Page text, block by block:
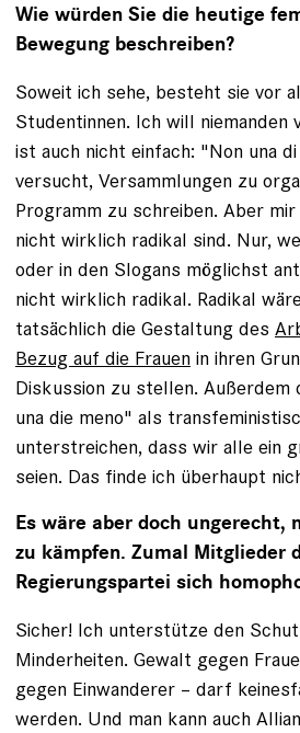
Wie würden Sie die heutige
Bewegung beschreiben?
Soweit ich sehe, besteht sie vor
Studentinnen. Ich will niemanden
ist auch nicht einfach: "Non una
versucht, Versammlungen zu
Programm zu schreiben. Aber
nicht wirklich radikal sind. Nur,
oder in den Slogans möglichst
nicht wirklich radikal. Radikal
tatsächlich die Gestaltung des
Bezug auf die Frauen in ihren
Diskussion zu stellen.
una die meno" als
unterstreichen, dass wir alle ein
seien. Das finde ich überhaupt
Es wäre aber doch ungerecht,
zu kämpfen. Zumal Mitglieder
Regierungspartei sich
Sicher! Ich unterstütze den
Minderheiten. Gewalt gegen
gegen Einwanderer – darf
werden. Und man kann auch